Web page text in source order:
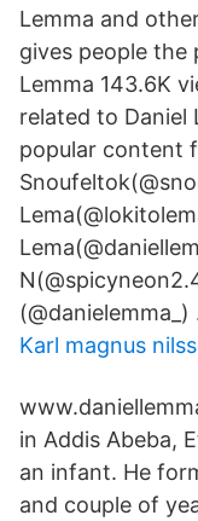
Lemma and
gives people the
Lemma 143.6K
related to Daniel
popular content
Karl magnus
in Addis Abeba,
an infant. He
and couple of